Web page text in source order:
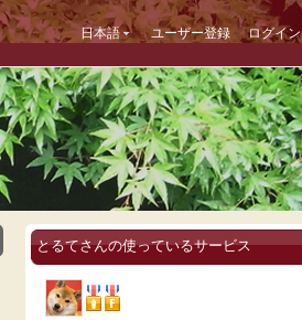
日本語 ユーザー登録 ログイン
とるてさんの使っているサービス